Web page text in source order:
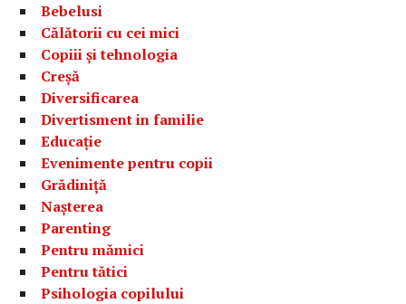
Bebelusi
Călătorii cu cei mici
Copiii și tehnologia
Creșă
Diversificarea
Divertisment in familie
Educație
Evenimente pentru copii
Grădiniță
Nașterea
Parenting
Pentru mămici
Pentru tătici
Psihologia copilului